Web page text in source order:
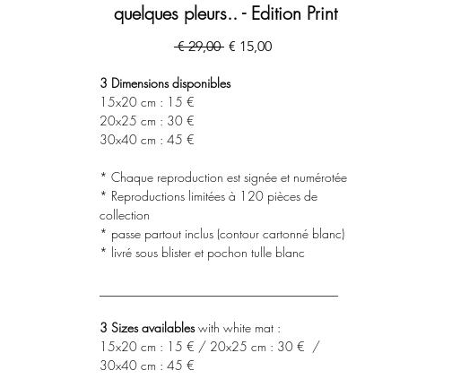
quelques pleurs.. - Edition Print
€ 29,00 Preço
€ 15,00Preço
3 Dimensions disponibles
15x20 cm : 15 €
20x25 cm : 30 €
30x40 cm : 45 €
* Chaque reproduction est signée et numérotée
* Reproductions limitées à 120 pièces de
collection
* passe partout inclus (contour cartonné blanc)
* livré sous blister et pochon tulle blanc
3 Sizes availableswith white mat :
15x20 cm : 15 € / 20x25 cm : 30 € /
30x40 cm : 45 €